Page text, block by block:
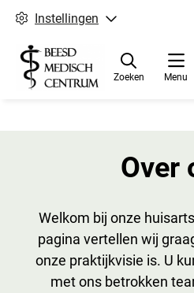
Instellingen
Menu
Zoeken
Over
Welkom bij onze
pagina vertellen wij
onze praktijkvisie is. U
met ons betrokken